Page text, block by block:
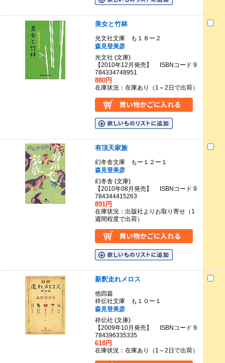
美女と竹林
光文社文庫 も１８ー２
森見登美彦
光文社 (文庫)
【2010年12月発売】 ISBNコード 9
784334748951
880円
在庫状況：在庫あり（1～2日で出荷）
有頂天家族
幻冬舎文庫 もー１２ー１
森見登美彦
幻冬舎 (文庫)
【2010年08月発売】 ISBNコード 9
784344415263
891円
在庫状況：出版社よりお取り寄せ（1
週間程度で出荷）
新釈走れメロス
他四篇
祥伝社文庫 も１０ー１
森見登美彦
祥伝社 (文庫)
【2009年10月発売】 ISBNコード 9
784396335335
618円
在庫状況：在庫あり（1～2日で出荷）